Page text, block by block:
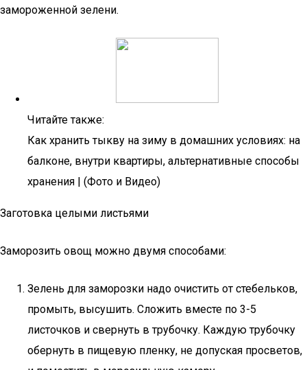
замороженной зелени.
Читайте также:
Как хранить тыкву на зиму в домашних условиях: на
балконе, внутри квартиры, альтернативные способы
хранения | (Фото и Видео)
Заготовка целыми листьями
Заморозить овощ можно двумя способами:
Зелень для заморозки надо очистить от стебельков,
промыть, высушить. Сложить вместе по 3-5
листочков и свернуть в трубочку. Каждую трубочку
обернуть в пищевую пленку, не допуская просветов,